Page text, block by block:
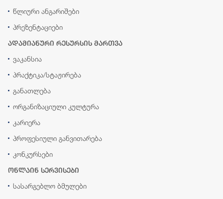
წლიური ანგარიშები
პრეზენტაციები
ადამიანური რესურსის მართვა
ვაკანსია
პრაქტიკა/სტაჟირება
განათლება
ორგანიზაციული კულტურა
კარიერა
პროფესიული განვითარება
კონკურსები
ონლაინ სერვისები
სასარგებლო ბმულები